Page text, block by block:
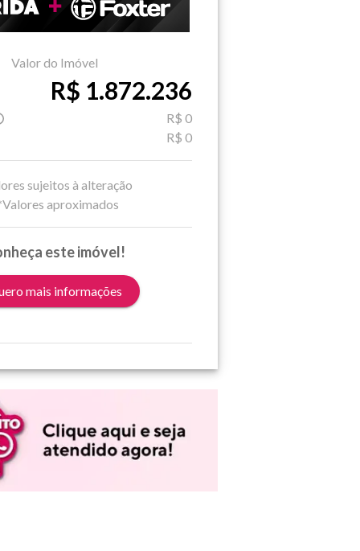
Valor do Imóvel
R$ 1.872.236
R$ 0
R$ 0
sujeitos à alteração
aproximados
este imóvel!
mais informações